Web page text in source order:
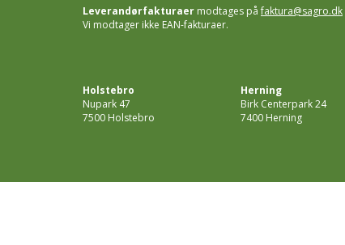
Leverandørfakturaer modtages påfaktura@sagro.dk
Vi modtager ikke EAN-fakturaer.
Holstebro
Nupark 47
7500 Holstebro
Herning
Birk Centerpark 24
7400 Herning